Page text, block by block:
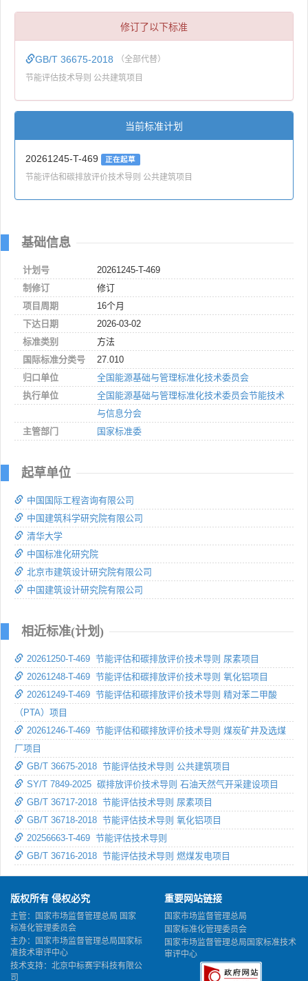
修订了以下标准
GB/T 36675-2018 （全部代替）
节能评估技术导则 公共建筑项目
当前标准计划
20261245-T-469 正在起草
节能评估和碳排放评价技术导则 公共建筑项目
基础信息
计划号
20261245-T-469
制修订
修订
项目周期
16个月
下达日期
2026-03-02
标准类别
方法
国际标准分类号
27.010
归口单位
全国能源基础与管理标准化技术委员会
执行单位
全国能源基础与管理标准化技术委员会节能技术
与信息分会
主管部门
国家标准委
起草单位
中国国际工程咨询有限公司
中国建筑科学研究院有限公司
清华大学
中国标准化研究院
北京市建筑设计研究院有限公司
中国建筑设计研究院有限公司
相近标准(计划)
20261250-T-469 节能评估和碳排放评价技术导则 尿素项目
20261248-T-469 节能评估和碳排放评价技术导则 氧化铝项目
20261249-T-469 节能评估和碳排放评价技术导则 精对苯二甲酸
（PTA）项目
20261246-T-469 节能评估和碳排放评价技术导则 煤炭矿井及选煤
厂项目
GB/T 36675-2018 节能评估技术导则 公共建筑项目
SY/T 7849-2025 碳排放评价技术导则 石油天然气开采建设项目
GB/T 36717-2018 节能评估技术导则 尿素项目
GB/T 36718-2018 节能评估技术导则 氧化铝项目
20256663-T-469 节能评估技术导则
GB/T 36716-2018 节能评估技术导则 燃煤发电项目
版权所有 侵权必究
主管：国家市场监督管理总局 国家
标准化管理委员会
主办：国家市场监督管理总局国家标
准技术审评中心
技术支持：北京中标赛宇科技有限公
司
重要网站链接
国家市场监督管理总局
国家标准化管理委员会
国家市场监督管理总局国家标准技术
审评中心